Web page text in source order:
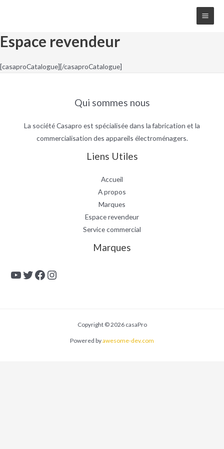
Main
Espace revendeur
[casaproCatalogue][/casaproCatalogue]
Qui sommes nous
La société Casapro est spécialisée dans la fabrication et la
commercialisation des appareils électroménagers.
Liens Utiles
Accueil
A propos
Marques
Espace revendeur
Service commercial
Marques
YouTube
Twitter
Facebook
Instagram
Copyright © 2026 casaPro
Powered byawesome-dev.com